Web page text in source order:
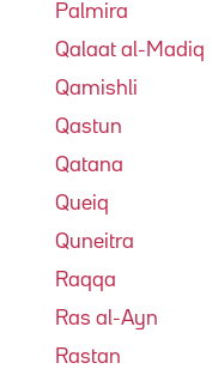
Palmira
Qalaat al-Madiq
Qamishli
Qastun
Qatana
Queiq
Quneitra
Raqqa
Ras al-Ayn
Rastan